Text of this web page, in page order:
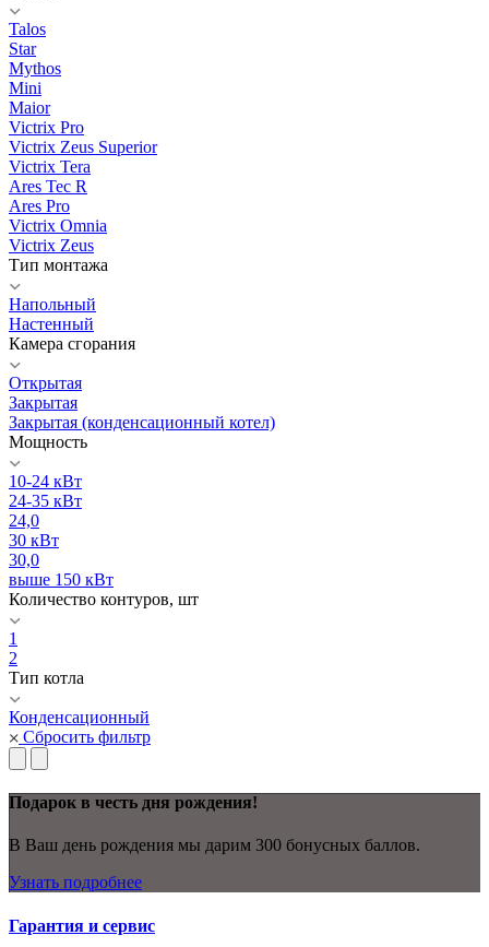
Talos
Star
Mythos
Mini
Maior
Victrix Pro
Victrix Zeus Superior
Victrix Tera
Ares Tec R
Ares Pro
Victrix Omnia
Victrix Zeus
Тип монтажа
Напольный
Настенный
Камера сгорания
Открытая
Закрытая
Закрытая (конденсационный котел)
Мощность
10-24 кВт
24-35 кВт
24,0
30 кВт
30,0
выше 150 кВт
Количество контуров, шт
1
2
Тип котла
Конденсационный
Сбросить фильтр
Подарок в честь дня рождения!
В Ваш день рождения мы дарим 300 бонусных баллов.
Узнать подробнее
Гарантия и сервис